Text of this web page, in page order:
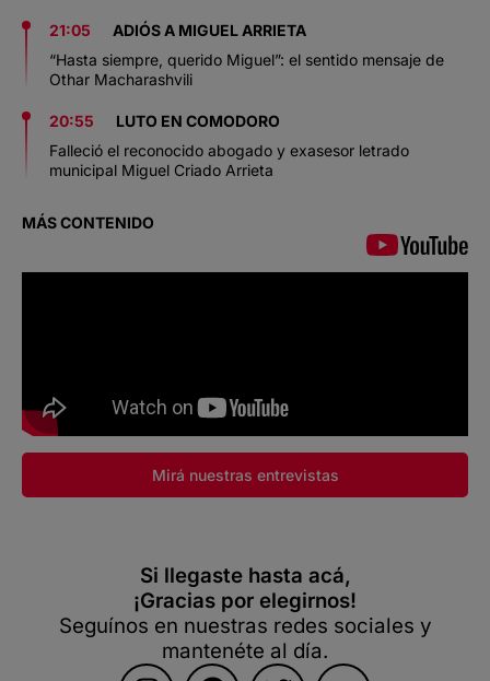
21:05
ADIÓS A MIGUEL ARRIETA
“Hasta siempre, querido Miguel”: el sentido mensaje de
Othar Macharashvili
20:55
LUTO EN COMODORO
Falleció el reconocido abogado y exasesor letrado
municipal Miguel Criado Arrieta
MÁS CONTENIDO
Mirá nuestras entrevistas
Si llegaste hasta acá,
¡Gracias por elegirnos!
Seguínos en nuestras redes sociales y
mantenéte al día.